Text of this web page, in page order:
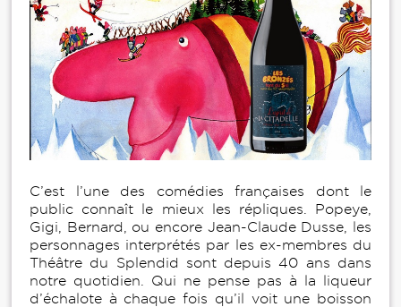
C’est l’une des comédies françaises dont le
public connaît le mieux les répliques. Popeye,
Gigi, Bernard, ou encore Jean-Claude Dusse, les
personnages interprétés par les ex-membres du
Théâtre du Splendid sont depuis 40 ans dans
notre quotidien. Qui ne pense pas à la liqueur
d’échalote à chaque fois qu’il voit une boisson